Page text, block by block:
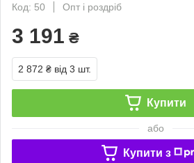
Код: 50
Опт і роздріб
3 191 ₴
2 872 ₴ від 3 шт.
Купити
або
Купити з